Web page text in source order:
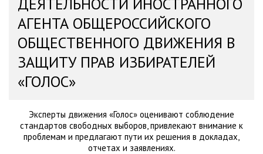
АГЕНТА ОБЩЕРОССИЙСКОГО
ОБЩЕСТВЕННОГО ДВИЖЕНИЯ В
ЗАЩИТУ ПРАВ ИЗБИРАТЕЛЕЙ
«ГОЛОС»
Эксперты движения «Голос» оценивают соблюдение
стандартов свободных выборов, привлекают внимание к
проблемам и предлагают пути их решения в докладах,
отчетах и заявлениях.